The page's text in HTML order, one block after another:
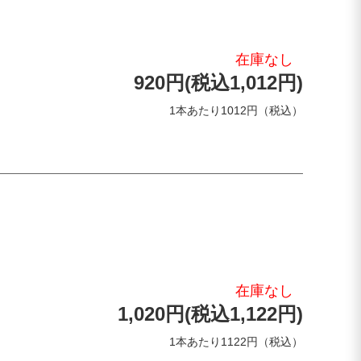
在庫なし
920円(税込1,012円)
1本あたり1012円（税込）
在庫なし
1,020円(税込1,122円)
1本あたり1122円（税込）